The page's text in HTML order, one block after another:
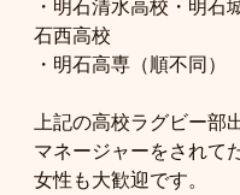
・明石清水高校・明石
石西高校
・明石高専（順不同）
上記の高校ラグビー部
マネージャーをされて
女性も大歓迎です。